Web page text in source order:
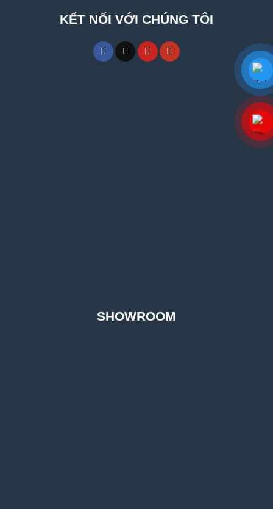
KẾT NỐI VỚI CHÚNG TÔI
SHOWROOM